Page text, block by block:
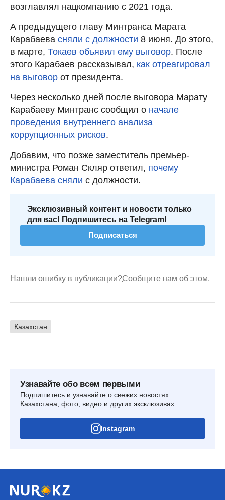
возглавлял нацкомпанию с 2021 года.
А предыдущего главу Минтранса Марата
Карабаева сняли с должности 8 июня. До этого,
в марте, Токаев объявил ему выговор. После
этого Карабаев рассказывал, как отреагировал
на выговор от президента.
Через несколько дней после выговора Марату
Карабаеву Минтранс сообщил о начале
проведения внутреннего анализа
коррупционных рисков.
Добавим, что позже заместитель премьер-
министра Роман Скляр ответил, почему
Карабаева сняли с должности.
Эксклюзивный контент и новости только
для вас! Подпишитесь на Telegram!
Подписаться
Нашли ошибку в публикации?Сообщите нам об этом.
Казахстан
Узнавайте обо всем первыми
Подпишитесь и узнавайте о свежих новостях
Казахстана, фото, видео и других эксклюзивах
Instagram